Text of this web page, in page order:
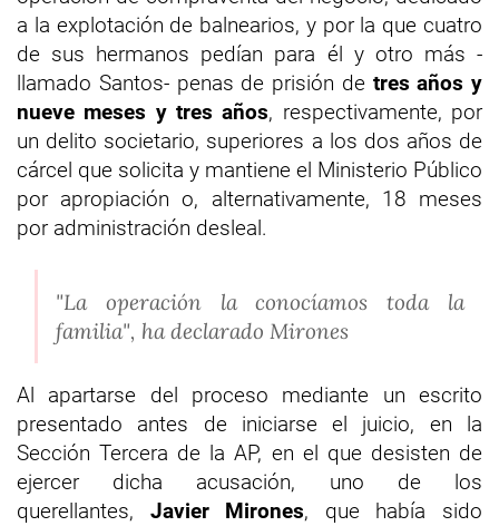
a la explotación de balnearios, y por la que cuatro
de sus hermanos pedían para él y otro más -
llamado Santos- penas de prisión de tres años y
nueve meses y tres años, respectivamente, por
un delito societario, superiores a los dos años de
cárcel que solicita y mantiene el Ministerio Público
por apropiación o, alternativamente, 18 meses
por administración desleal.
"La operación la conocíamos toda la
familia", ha declarado Mirones
Al apartarse del proceso mediante un escrito
presentado antes de iniciarse el juicio, en la
Sección Tercera de la AP, en el que desisten de
ejercer dicha acusación, uno de los
querellantes, Javier Mirones, que había sido